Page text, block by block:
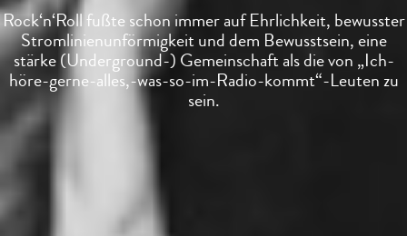
Rock‘n‘Roll fußte schon immer auf Ehrlichkeit, bewusster
Stromlinienunförmigkeit und dem Bewusstsein, eine
stärke (Underground-) Gemeinschaft als die von „Ich-
höre-gerne-alles,-was-so-im-Radio-kommt“-Leuten zu
sein.